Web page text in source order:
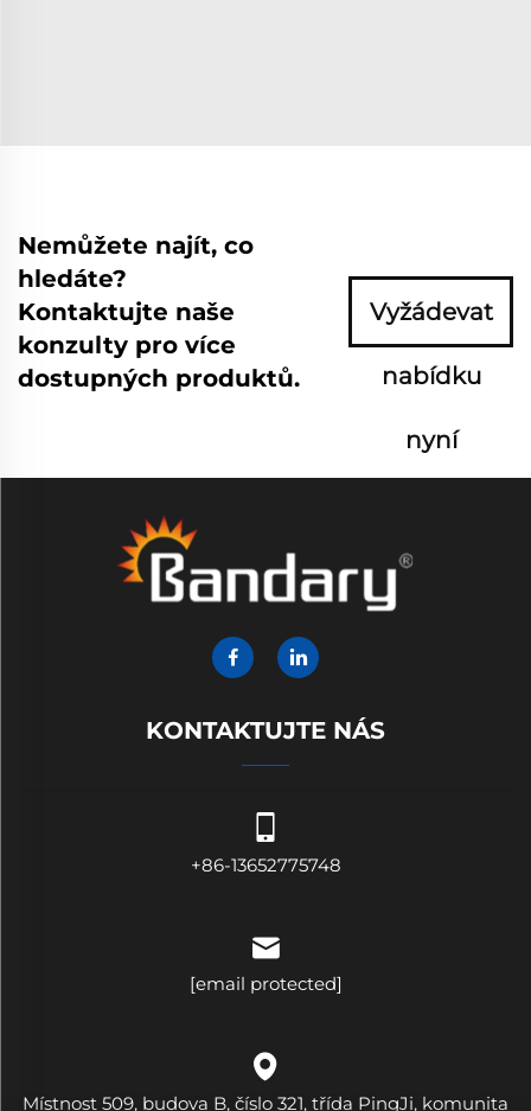
Nemůžete najít, co
hledáte?
Kontaktujte naše
konzulty pro více
dostupných produktů.
Vyžádevat
nabídku
nyní
KONTAKTUJTE NÁS
+86-13652775748
[email protected]
Místnost 509, budova B, číslo 321, třída PingJi, komunita